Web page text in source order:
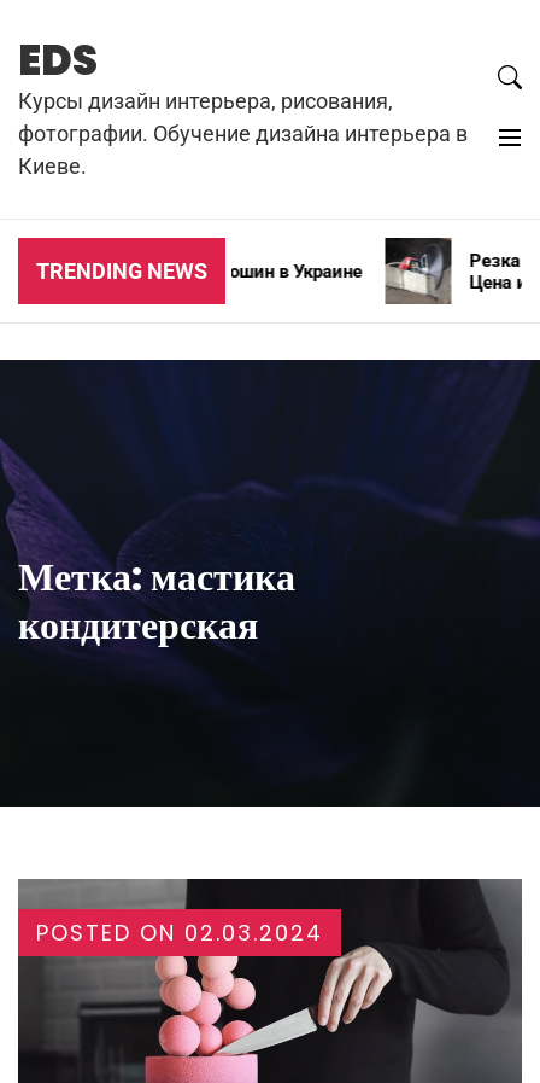
content
EDS
Курсы дизайн интерьера, рисования,
фотографии. Обучение дизайна интерьера в
Киеве.
TRENDING NEWS
Типы зимних автошин в Украине
Резка
Цена и
Метка:мастика
кондитерская
POSTED ON 02.03.2024